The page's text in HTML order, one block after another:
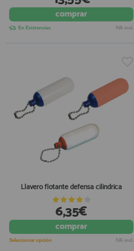
comprar
En Existencias IVA incl.
Llavero flotante defensa cilindrica
6,35€
comprar
Seleccionar opción IVA incl.